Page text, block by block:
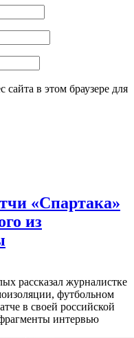
в этом браузере для
«Спартака»
из
рассказал журналистке
футбольном
в своей российской
интервью